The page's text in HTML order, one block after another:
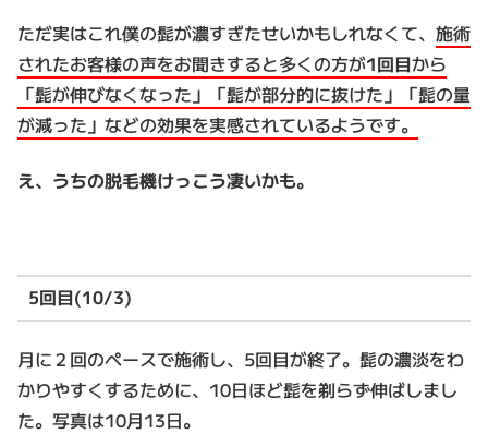
ただ実はこれ僕の髭が濃すぎたせいかもしれなくて、 施術
されたお客様の声をお聞きすると多くの方が1回目から
「髭が伸びなくなった」「髭が部分的に抜けた」「髭の量
が減った」などの効果を実感されているようです。
え、うちの脱毛機けっこう凄いかも。
5回目(10/3)
月に２回のペースで施術し、5回目が終了。髭の濃淡をわ
かりやすくするために、10日ほど髭を剃らず伸ばしまし
た。写真は10月13日。